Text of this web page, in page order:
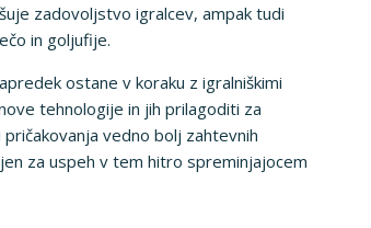
zadovoljstvo igralcev, ampak tudi
in goljufije.
ostane v koraku z igralniškimi
tehnologije in jih prilagoditi za
vedno bolj zahtevnih
za uspeh v tem hitro spreminjajocem